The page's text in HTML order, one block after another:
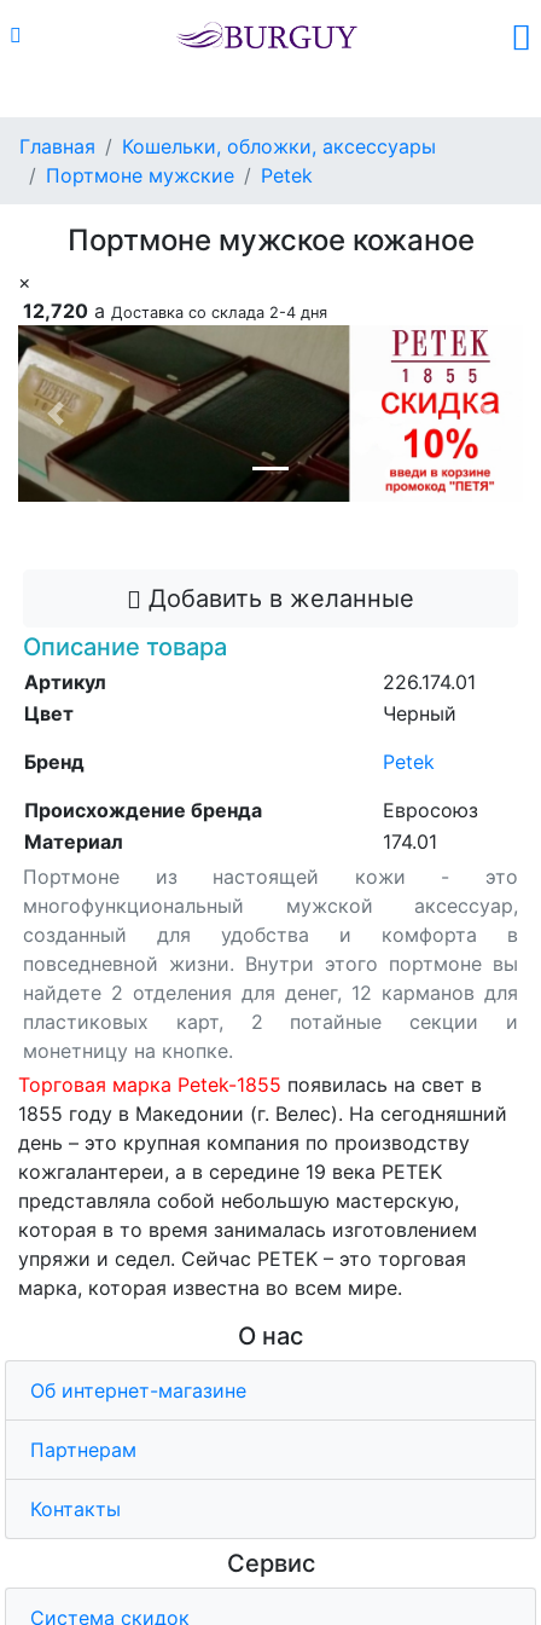
Главная
Кошельки, обложки, аксессуары
Портмоне мужские
Petek
Портмоне мужское кожаное
×
12,720 a Доставка со склада 2-4 дня
Previous
Добавить в желанные
Описание товара
Артикул
226.174.01
Цвет
Черный
Бренд
Petek
Происхождение бренда
Евросоюз
Материал
174.01
Портмоне из настоящей кожи - это
многофункциональный мужской аксессуар,
созданный для удобства и комфорта в
повседневной жизни. Внутри этого портмоне вы
найдете 2 отделения для денег, 12 карманов для
пластиковых карт, 2 потайные секции и
монетницу на кнопке.
Торговая марка Petek-1855 появилась на свет в
1855 году в Македонии (г. Велес). На сегодняшний
день – это крупная компания по производству
кожгалантереи, а в середине 19 века PETEK
представляла собой небольшую мастерскую,
которая в то время занималась изготовлением
упряжи и седел. Сейчас PETEK – это торговая
марка, которая известна во всем мире.
О нас
Об интернет-магазине
Партнерам
Контакты
Сервис
Система скидок